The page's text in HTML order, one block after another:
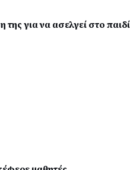
για να ασελγεί στο παιδί